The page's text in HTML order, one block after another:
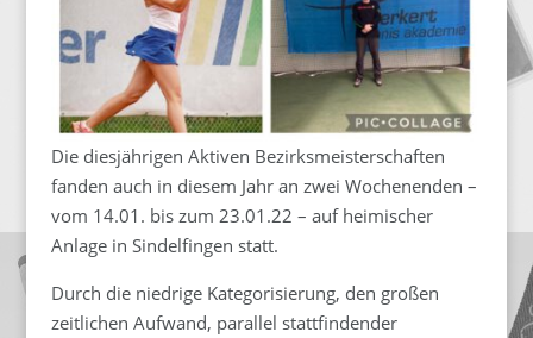
Die diesjährigen Aktiven Bezirksmeisterschaften
fanden auch in diesem Jahr an zwei Wochenenden –
vom 14.01. bis zum 23.01.22 – auf heimischer
Anlage in Sindelfingen statt.
Durch die niedrige Kategorisierung, den großen
zeitlichen Aufwand, parallel stattfindender